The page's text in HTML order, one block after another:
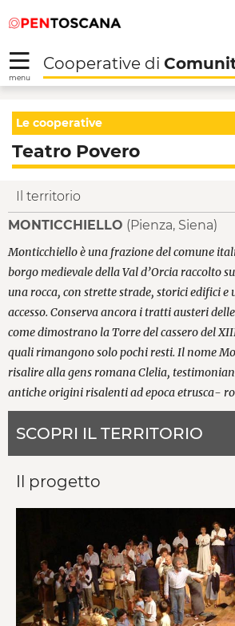
Skip to Main Content
alal
menu
Cooperative di
Teatro
Le cooperative
Teatro Povero
Il territorio
MONTICCHIELLO (Pienza, Siena)
Monticchiello è una frazione del comune
borgo medievale della Val d’Orcia raccolto
una rocca, con strette strade, storici edifici e
accesso. Conserva ancora i tratti austeri
come dimostrano la Torre del cassero del
quali rimangono solo pochi resti. Il nome
risalire alla gens romana Clelia,
antiche origini risalenti ad epoca etrusca-
SCOPRI IL TERRITORIO
Il progetto